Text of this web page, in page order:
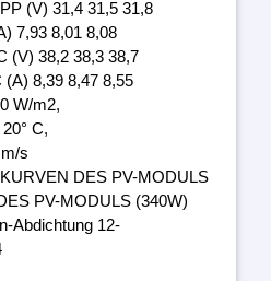
(V) 31,4 31,5 31,8
7,93 8,01 8,08
(V) 38,2 38,3 38,7
8,39 8,47 8,55
W/m2,
C,
s
DES PV-MODULS
PV-MODULS (340W)
Abdichtung 12-